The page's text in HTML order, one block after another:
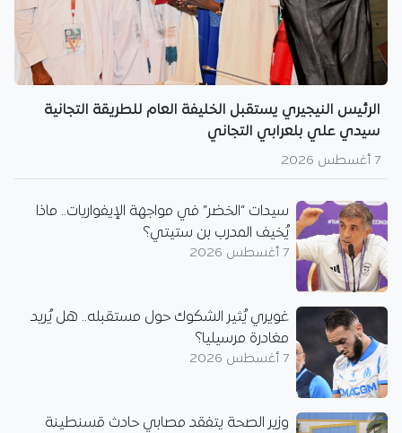
الرئيس النيجيري يستقبل الخليفة العام للطريقة التجانية
سيدي علي بلعرابي التجاني
7 أغسطس 2026
سيدات “الخضر” في مواجهة الإيفواريات.. ماذا
يُخيف المدرب بن ستيتي؟
7 أغسطس 2026
غويري يُثير الشكوك حول مستقبله.. هل يُريد
مغادرة مرسيليا؟
7 أغسطس 2026
وزير الصحة يتفقد مصابي حادث قسنطينة